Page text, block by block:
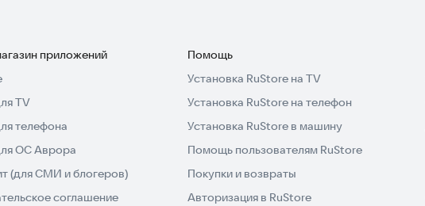
приложений
TV
телефона
ОС Аврора
(для СМИ и блогеров)
соглашение
Помощь
Установка RuStore на TV
Установка RuStore на телефон
Установка RuStore в машину
Помощь пользователям RuStore
Покупки и возвраты
Авторизация в RuStore